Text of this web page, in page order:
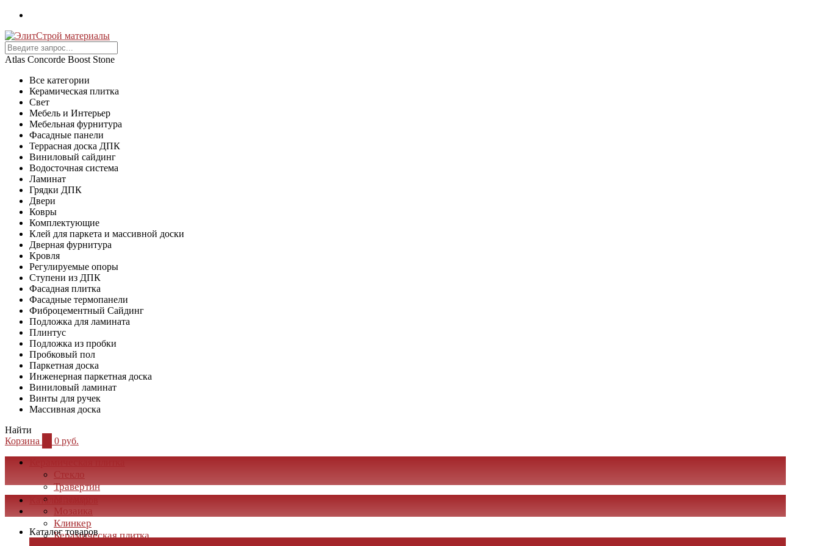
Atlas Concorde Boost Stone
Все категории
Керамическая плитка
Свет
Мебель и Интерьер
Мебельная фурнитура
Фасадные панели
Террасная доска ДПК
Виниловый сайдинг
Водосточная система
Ламинат
Грядки ДПК
Двери
Ковры
Комплектующие
Клей для паркета и массивной доски
Дверная фурнитура
Кровля
Регулируемые опоры
Ступени из ДПК
Фасадная плитка
Фасадные термопанели
Фиброцементный Сайдинг
Подложка для ламината
Плинтус
Подложка из пробки
Пробковый пол
Паркетная доска
Инженерная паркетная доска
Виниловый ламинат
Винты для ручек
Массивная доска
Найти
Корзина
0 руб.
Стекло
Травертин
Мрамор
Мозаика
Клинкер
Керамическая плитка
Каталог товаров
Каталог товаров